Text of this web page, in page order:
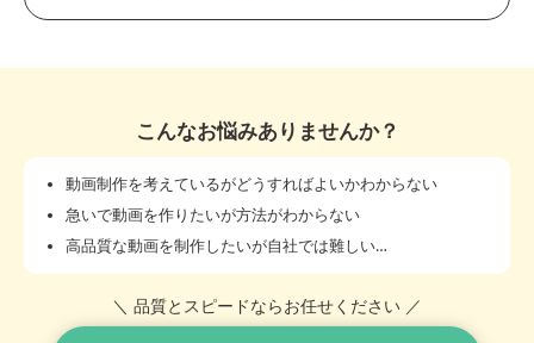
こんなお悩みありませんか？
動画制作を考えているがどうすればよいかわからない
急いで動画を作りたいが方法がわからない
高品質な動画を制作したいが自社では難しい…
＼ 品質とスピードならお任せください ／